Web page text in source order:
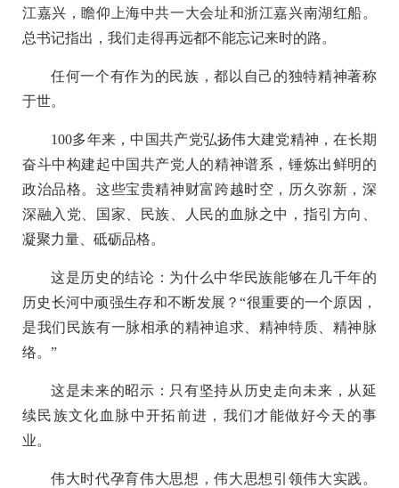
江嘉兴，瞻仰上海中共一大会址和浙江嘉兴南湖红船。
总书记指出，我们走得再远都不能忘记来时的路。
任何一个有作为的民族，都以自己的独特精神著称
于世。
100多年来，中国共产党弘扬伟大建党精神，在长期
奋斗中构建起中国共产党人的精神谱系，锤炼出鲜明的
政治品格。这些宝贵精神财富跨越时空，历久弥新，深
深融入党、国家、民族、人民的血脉之中，指引方向、
凝聚力量、砥砺品格。
这是历史的结论：为什么中华民族能够在几千年的
历史长河中顽强生存和不断发展？“很重要的一个原因，
是我们民族有一脉相承的精神追求、精神特质、精神脉
络。”
这是未来的昭示：只有坚持从历史走向未来，从延
续民族文化血脉中开拓前进，我们才能做好今天的事
业。
伟大时代孕育伟大思想，伟大思想引领伟大实践。